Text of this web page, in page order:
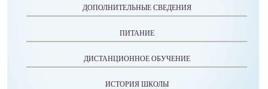
ДОПОЛНИТЕЛЬНЫЕ СВЕДЕНИЯ
ПИТАНИЕ
ДИСТАНЦИОННОЕ ОБУЧЕНИЕ
ИСТОРИЯ ШКОЛЫ